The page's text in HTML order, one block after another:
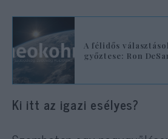
A félidős
győztese: Ron
Ki itt az igazi esélyes?